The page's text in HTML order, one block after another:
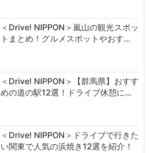
＜Drive! NIPPON＞嵐山の観光スポッ
トまとめ！グルメスポットやおす…
＜Drive! NIPPON＞【群馬県】おすす
めの道の駅12選！ドライブ休憩に…
＜Drive! NIPPON＞ドライブで行きた
い関東で人気の浜焼き12選を紹介！